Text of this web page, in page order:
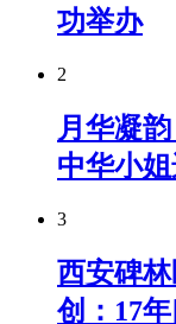
功举办
2
月华凝
中华小
3
西安碑
创：17